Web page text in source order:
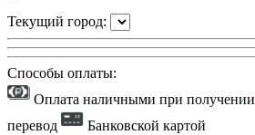
Текущий город:
Способы оплаты:
Оплата наличными при получении
перевод
Банковской картой